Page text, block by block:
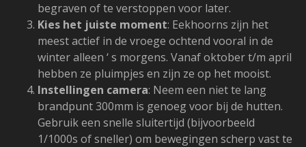
begraven of te verstoppen voor later.
Kies het juiste moment: Eekhoorns zijn het
meest actief in de vroege ochtend vooral in de
winter alleen ‘ s morgens. Vanaf oktober t/m april
hebben ze pluimpjes en zijn ze op het mooist.
Instellingen camera: Neem een niet te lang
brandpunt 300mm is genoeg voor bij de hutten.
Gebruik een snelle sluitertijd (bijvoorbeeld
1/1000s of sneller) om bewegingen scherp vast te